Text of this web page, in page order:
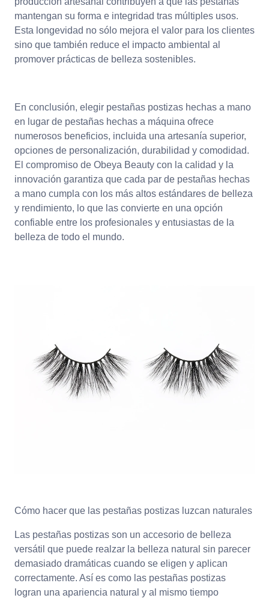
mantengan su forma e integridad tras múltiples usos.
Esta longevidad no sólo mejora el valor para los clientes
sino que también reduce el impacto ambiental al
promover prácticas de belleza sostenibles.
En conclusión, elegir pestañas postizas hechas a mano
en lugar de pestañas hechas a máquina ofrece
numerosos beneficios, incluida una artesanía superior,
opciones de personalización, durabilidad y comodidad.
El compromiso de Obeya Beauty con la calidad y la
innovación garantiza que cada par de pestañas hechas
a mano cumpla con los más altos estándares de belleza
y rendimiento, lo que las convierte en una opción
confiable entre los profesionales y entusiastas de la
belleza de todo el mundo.
Cómo hacer que las pestañas postizas luzcan naturales
Las pestañas postizas son un accesorio de belleza
versátil que puede realzar la belleza natural sin parecer
demasiado dramáticas cuando se eligen y aplican
correctamente. Así es como las pestañas postizas
logran una apariencia natural y al mismo tiempo